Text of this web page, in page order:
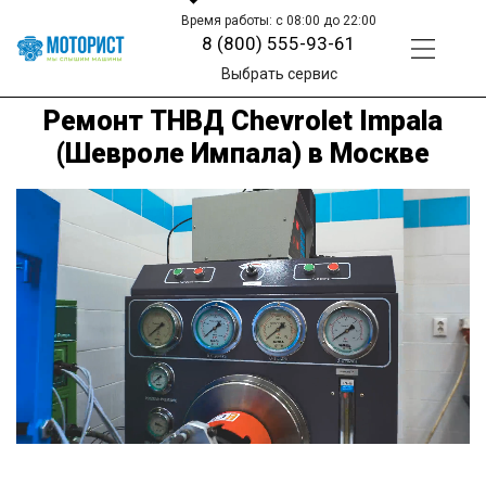
Время работы: с 08:00 до 22:00
8 (800) 555-93-61
Выбрать сервис
Ремонт ТНВД Chevrolet Impala
(Шевроле Импала) в Москве